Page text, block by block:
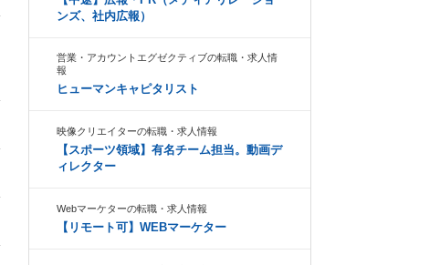
ンズ、社内広報）
営業・アカウントエグゼクティブの転職・求人情
報
ヒューマンキャピタリスト
映像クリエイターの転職・求人情報
【スポーツ領域】有名チーム担当。動画デ
ィレクター
Webマーケターの転職・求人情報
【リモート可】WEBマーケター